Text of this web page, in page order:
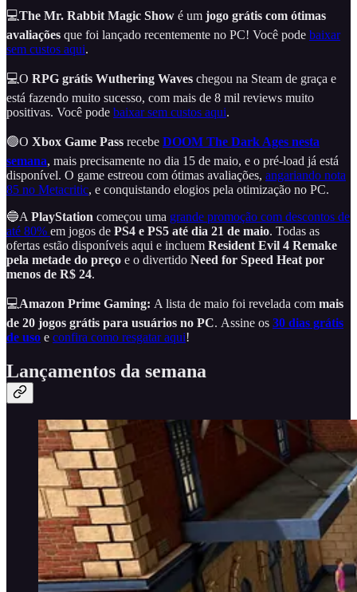
💻The Mr. Rabbit Magic Show é um jogo grátis com ótimas
avaliações que foi lançado recentemente no PC! Você pode baixar
sem custos aqui.
💻O RPG grátis Wuthering Waves chegou na Steam de graça e
está fazendo muito sucesso, com mais de 8 mil reviews muito
positivas. Você pode baixar sem custos aqui.
🟢O Xbox Game Pass recebe DOOM The Dark Ages nesta
semana, mais precisamente no dia 15 de maio, e o pré-load já está
disponível. O game estreou com ótimas avaliações, angariando nota
85 no Metacritic, e conquistando elogios pela otimização no PC.
🔵A PlayStation começou uma grande promoção com descontos de
até 80% em jogos de PS4 e PS5 até dia 21 de maio. Todas as
ofertas estão disponíveis aqui e incluem Resident Evil 4 Remake
pela metade do preço e o divertido Need for Speed Heat por
menos de R$ 24.
💻Amazon Prime Gaming: A lista de maio foi revelada com mais
de 20 jogos grátis para usuários no PC. Assine os 30 dias grátis
de uso e confira como resgatar aqui!
Lançamentos da semana